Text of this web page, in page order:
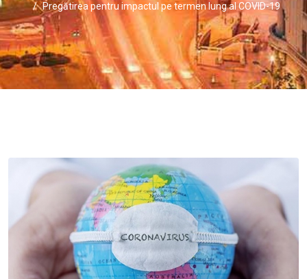
Pregătirea pentru impactul pe termen lung al COVID-19